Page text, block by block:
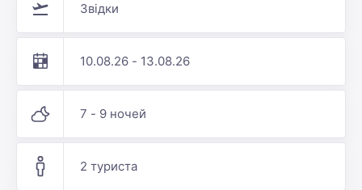
Звідки
10.08.26 - 13.08.26
7 - 9 ночей
2 туриста